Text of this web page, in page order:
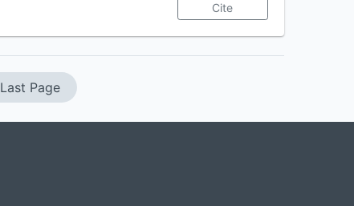
Cite
Last Page